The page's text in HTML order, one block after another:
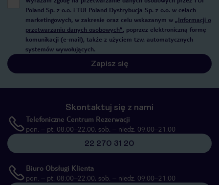
Poland Sp. z o.o. i TUI Poland Dystrybucja Sp. z o.o. w celach
marketingowych, w zakresie oraz celu wskazanym w „Informacji o
przetwarzaniu danych osobowych”, poprzez elektroniczną formę
komunikacji (e-mail), także z użyciem tzw. automatycznych
systemów wywołujących.
Zapisz się
Skontaktuj się z nami
Telefoniczne Centrum Rezerwacji
pon. – pt. 08:00–22:00, sob. – niedz. 09:00–21:00
22 270 31 20
Biuro Obsługi Klienta
pon. – pt. 08:00–22:00, sob. – niedz. 09:00–21:00